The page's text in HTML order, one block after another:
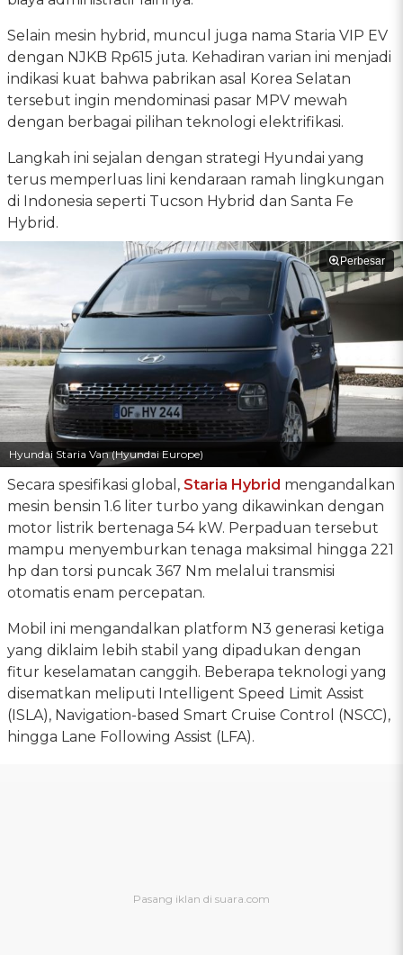
Selain mesin hybrid, muncul juga nama Staria VIP EV
dengan NJKB Rp615 juta. Kehadiran varian ini menjadi
indikasi kuat bahwa pabrikan asal Korea Selatan
tersebut ingin mendominasi pasar MPV mewah
dengan berbagai pilihan teknologi elektrifikasi.
Langkah ini sejalan dengan strategi Hyundai yang
terus memperluas lini kendaraan ramah lingkungan
di Indonesia seperti Tucson Hybrid dan Santa Fe
Hybrid.
Perbesar
Hyundai Staria Van (Hyundai Europe)
Secara spesifikasi global, Staria Hybrid mengandalkan
mesin bensin 1.6 liter turbo yang dikawinkan dengan
motor listrik bertenaga 54 kW. Perpaduan tersebut
mampu menyemburkan tenaga maksimal hingga 221
hp dan torsi puncak 367 Nm melalui transmisi
otomatis enam percepatan.
Mobil ini mengandalkan platform N3 generasi ketiga
yang diklaim lebih stabil yang dipadukan dengan
fitur keselamatan canggih. Beberapa teknologi yang
disematkan meliputi Intelligent Speed Limit Assist
(ISLA), Navigation-based Smart Cruise Control (NSCC),
hingga Lane Following Assist (LFA).